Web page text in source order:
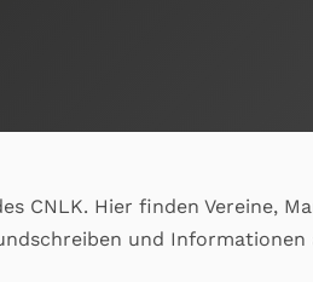
CNLK. Hier finden Vereine,
und